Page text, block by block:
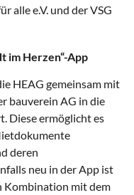
alle e.V. und der VSG
im Herzen“-App
HEAG gemeinsam mit
bauverein AG in die
Diese ermöglicht es
deren
neu in der App ist
Kombination mit dem